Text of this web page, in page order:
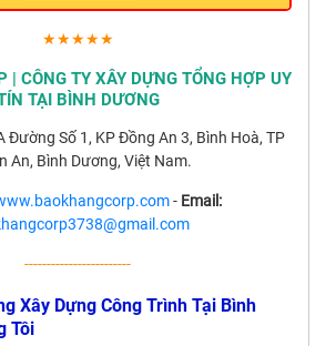
★★★★★
| CÔNG TY XÂY DỰNG TỔNG HỢP UY
TẠI BÌNH DƯƠNG
Số 1, KP Đồng An 3, Bình Hoà, TP
An, Bình Dương, Việt Nam.
- Email:
------------------------
Xây Dựng Công Trình Tại Bình
Tôi